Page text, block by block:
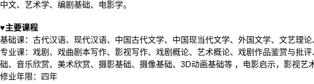
中文、艺术学、编剧基础、电影学。
♥主要课程
基础课：古代汉语、现代汉语、中国古代文学、中国现当代文学、外国文学、文艺理论
专业课：戏剧、戏曲剧本写作、影视写作、戏剧概论、艺术概论、戏剧作品鉴赏与批
础、音乐欣赏、美术欣赏、摄影基础、摄像基础、3D动画基础等 ，电影启示，影视艺
修业年限：四年